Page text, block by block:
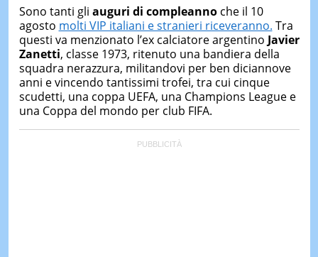
occupa della creazione di contenuti in ottica SEO e
dello sviluppo di strategie marketing attraverso
canali digitali.
Sono tanti gli auguri di compleannoche il 10
agosto molti VIP italiani e stranieri riceveranno. Tra
questi va menzionato l’ex calciatore argentino Javier
Zanetti, classe 1973, ritenuto una bandiera della
squadra nerazzura, militandovi per ben diciannove
anni e vincendo tantissimi trofei, tra cui cinque
scudetti, una coppa UEFA, una Champions League e
una Coppa del mondo per club FIFA.